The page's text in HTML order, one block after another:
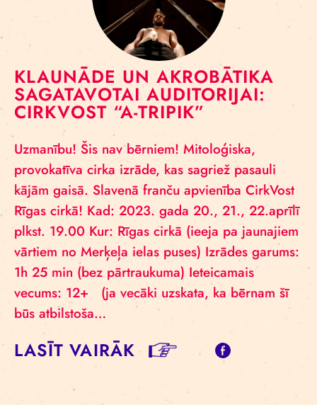
KLAUNĀDE UN AKROBĀTIKA
SAGATAVOTAI AUDITORIJAI:
CIRKVOST “A-TRIPIK”
Uzmanību! Šis nav bērniem! Mitoloģiska,
provokatīva cirka izrāde, kas sagriež pasauli
kājām gaisā. Slavenā franču apvienība CirkVost
Rīgas cirkā! Kad: 2023. gada 20., 21., 22.aprīlī
plkst. 19.00 Kur: Rīgas cirkā (ieeja pa jaunajiem
vārtiem no Merķeļa ielas puses) Izrādes garums:
1h 25 min (bez pārtraukuma) Ieteicamais
vecums: 12+ (ja vecāki uzskata, ka bērnam šī
būs atbilstoša…
LASĪT VAIRĀK